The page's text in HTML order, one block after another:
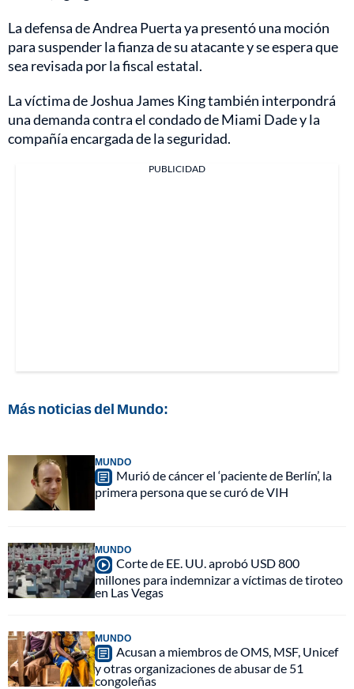
La defensa de Andrea Puerta ya presentó una moción
para suspender la fianza de su atacante y se espera que
sea revisada por la fiscal estatal.
La víctima de Joshua James King también interpondrá
una demanda contra el condado de Miami Dade y la
compañía encargada de la seguridad.
PUBLICIDAD
Más noticias del Mundo:
MUNDO
Murió de cáncer el ‘paciente de Berlín’, la
primera persona que se curó de VIH
MUNDO
Corte de EE. UU. aprobó USD 800
millones para indemnizar a víctimas de tiroteo
en Las Vegas
MUNDO
Acusan a miembros de OMS, MSF, Unicef
y otras organizaciones de abusar de 51
congoleñas